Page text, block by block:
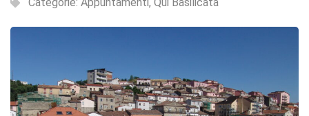
Categorie: Appuntamenti, Qui Basilicata